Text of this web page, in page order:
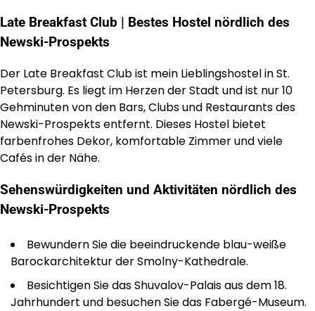
Late Breakfast Club | Bestes Hostel nördlich des
Newski-Prospekts
Der Late Breakfast Club ist mein Lieblingshostel in St.
Petersburg. Es liegt im Herzen der Stadt und ist nur 10
Gehminuten von den Bars, Clubs und Restaurants des
Newski-Prospekts entfernt. Dieses Hostel bietet
farbenfrohes Dekor, komfortable Zimmer und viele
Cafés in der Nähe.
Sehenswürdigkeiten und Aktivitäten nördlich des
Newski-Prospekts
Bewundern Sie die beeindruckende blau-weiße
Barockarchitektur der Smolny-Kathedrale.
Besichtigen Sie das Shuvalov-Palais aus dem 18.
Jahrhundert und besuchen Sie das Fabergé-Museum.